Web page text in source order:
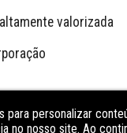
valorizada
busca
para personalizar
no nosso site. Ao